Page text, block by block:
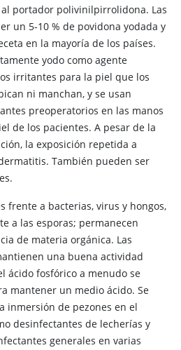
portador polivinilpirrolidona. Las
un 5-10 % de povidona yodada y
en la mayoría de los países.
yodo como agente
irritantes para la piel que los
ni manchan, y se usan
preoperatorios en las manos
de los pacientes. A pesar de la
la exposición repetida a
También pueden ser
frente a bacterias, virus y hongos,
a las esporas; permanecen
de materia orgánica. Las
una buena actividad
ácido fosfórico a menudo se
mantener un medio ácido. Se
inmersión de pezones en el
desinfectantes de lecherías y
generales en varias